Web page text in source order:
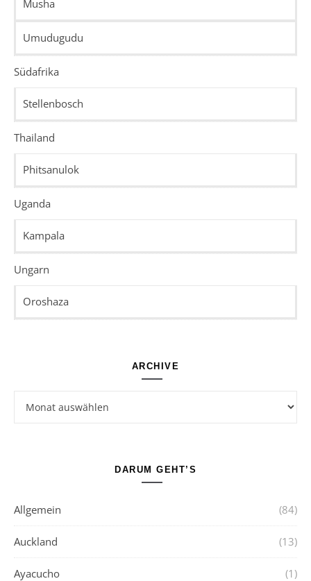
Musha
Umudugudu
Südafrika
Stellenbosch
Thailand
Phitsanulok
Uganda
Kampala
Ungarn
Oroshaza
ARCHIVE
DARUM GEHT’S
Allgemein (84)
Auckland (13)
Ayacucho (1)